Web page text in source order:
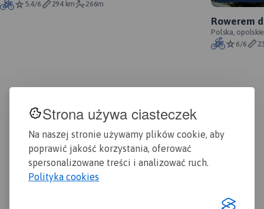
Strona używa ciasteczek
Na naszej stronie używamy plików cookie, aby
poprawić jakość korzystania, oferować
spersonalizowane treści i analizować ruch.
Polityka cookies
(urzędy, szkoły, teatry, kina) i
5.4/6 294 km 266m
Rowerem
oficjalny
Polska,
6/6